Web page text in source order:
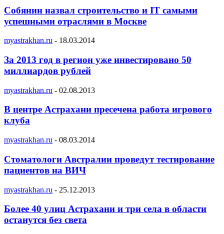
Собянин назвал строительство и IT самыми
успешными отраслями в Москве
myastrakhan.ru - 18.03.2014
За 2013 год в регион уже инвестировано 50
миллиардов рублей
myastrakhan.ru - 02.08.2013
В центре Астрахани пресечена работа игрового
клуба
myastrakhan.ru - 08.03.2014
Стоматологи Австралии проведут тестирование
пациентов на ВИЧ
myastrakhan.ru - 25.12.2013
Более 40 улиц Астрахани и три села в области
останутся без света